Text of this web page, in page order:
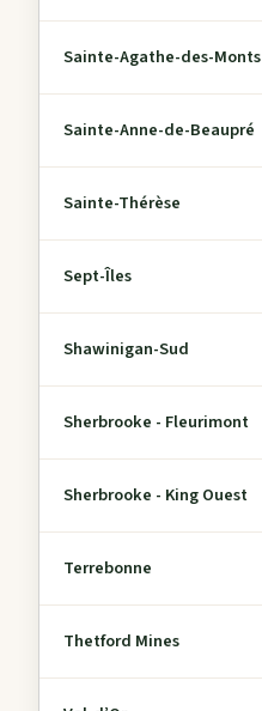
Sainte-Agathe-des-Monts
Sainte-Anne-de-Beaupré
Sainte-Thérèse
Sept-Îles
Shawinigan-Sud
Sherbrooke - Fleurimont
Sherbrooke - King Ouest
Terrebonne
Thetford Mines